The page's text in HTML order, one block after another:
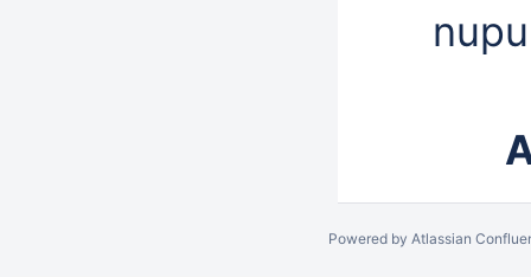
Powered by Atlassian